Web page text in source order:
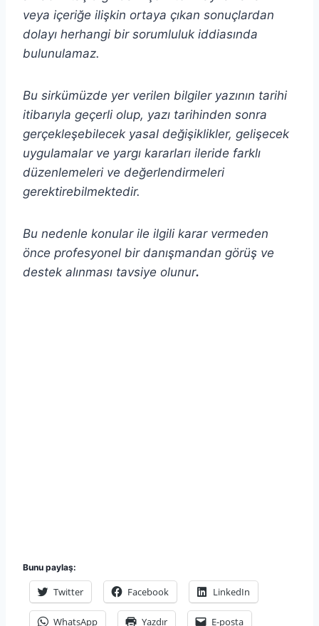
veya içeriğe ilişkin ortaya çıkan sonuçlardan
dolayı herhangi bir sorumluluk iddiasında
bulunulamaz.
Bu sirkümüzde yer verilen bilgiler yazının tarihi
itibarıyla geçerli olup, yazı tarihinden sonra
gerçekleşebilecek yasal değişiklikler, gelişecek
uygulamalar ve yargı kararları ileride farklı
düzenlemeleri ve değerlendirmeleri
gerektirebilmektedir.
Bu nedenle konular ile ilgili karar vermeden
önce profesyonel bir danışmandan görüş ve
destek alınması tavsiye olunur.
Bunu paylaş:
Twitter Facebook LinkedIn
WhatsApp Yazdır E-posta